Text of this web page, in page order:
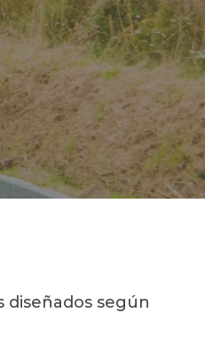
diseñados según